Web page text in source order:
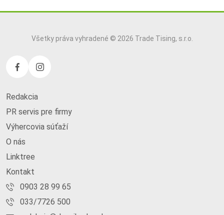
Všetky práva vyhradené © 2026 Trade Tising, s.r.o.
Redakcia
PR servis pre firmy
Výhercovia súťaží
O nás
Linktree
Kontakt
0903 28 99 65
033/7726 500